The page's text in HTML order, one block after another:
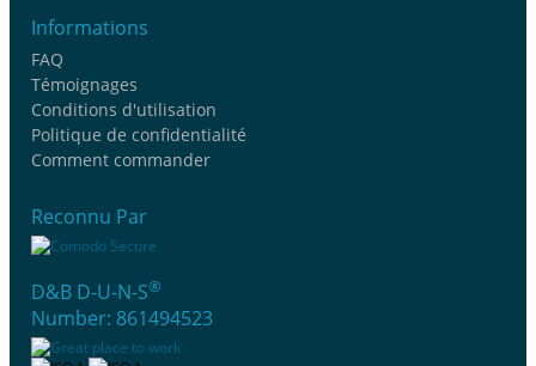
Informations
FAQ
Témoignages
Conditions d'utilisation
Politique de confidentialité
Comment commander
Reconnu Par
D&B D-U-N-S®
Number: 861494523